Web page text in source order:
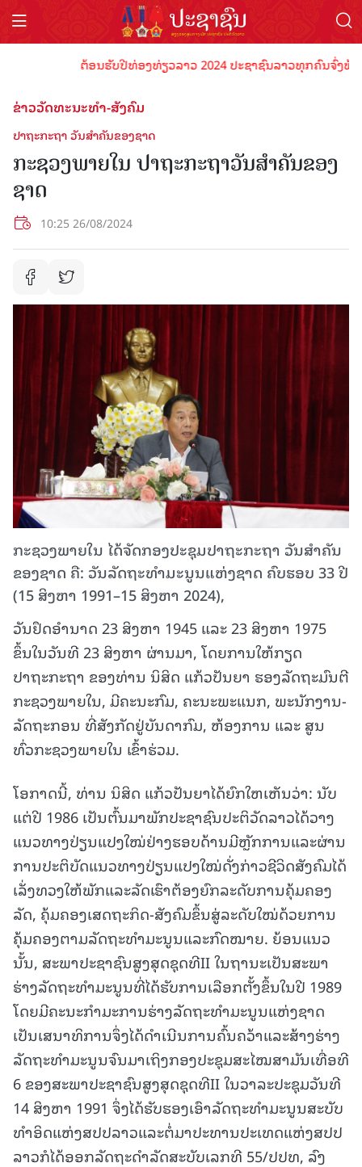
ຕ້ອນຮັບປີທ່ອງທ່ຽວລາວ 2024 ປະຊາຊົນລາວທຸກຄົນຈົ່ງພ້ອ
ຂ່າວວັດທະນະທຳ-ສັງຄົມ
ປາຖະກະຖາ ວັນສໍາຄັນຂອງຊາດ
ກະຊວງພາຍໃນ ປາຖະກະຖາວັນສໍາຄັນຂອງ
ຊາດ
10:25 26/08/2024
ກະຊວງພາຍໃນ ໄດ້ຈັດກອງປະຊຸມປາຖະກະຖາ ວັນສໍາຄັນ
ຂອງຊາດ ຄື: ວັນລັດຖະທໍາມະນູນແຫ່ງຊາດ ຄົບຮອບ 33 ປີ
(15 ສິງຫາ 1991–15 ສິງຫາ 2024),
ວັນຢຶດອໍານາດ 23 ສິງຫາ 1945 ແລະ 23 ສິງຫາ 1975
ຂຶ້ນໃນວັນທີ 23 ສິງຫາ ຜ່ານມາ, ໂດຍການໃຫ້ກຽດ
ປາຖະກະຖາ ຂອງທ່ານ ນິສິດ ແກ້ວປັນຍາ ຮອງລັດຖະມົນຕີ
ກະຊວງພາຍໃນ, ມີຄະນະກົມ, ຄະນະພະແນກ, ພະນັກງານ-
ລັດຖະກອນ ທີ່ສັງກັດຢູ່ບັນດາກົມ, ຫ້ອງການ ແລະ ສູນ
ທົ່ວກະຊວງພາຍໃນ ເຂົ້າຮ່ວມ.
ໂອກາດນີ້, ທ່ານ ນິສິດ ແກ້ວປັນຍາໄດ້ຍົກໃຫເຫັນວ່າ: ນັບ
ແຕ່ປີ 1986 ເປັນຕົ້ນມາພັກປະຊາຊົນປະຕິວັດລາວໄດ້ວາງ
ແນວທາງປ່ຽນແປງໃໝ່ຢ່າງຮອບດ້ານມີຫຼັກການແລະຜ່ານ
ການປະຕິບັດແນວທາງປ່ຽນແປງໃໝ່ດັ່ງກ່າວຊີວິດສັງຄົມໄດ້
ເລັ່ງທວງໃຫ້ພັກແລະລັດເຮົາຕ້ອງຍົກລະດັບການຄຸ້ມຄອງ
ລັດ, ຄຸ້ມຄອງເສດຖະກິດ-ສັງຄົມຂຶ້ນສູ່ລະດັບໃໝ່ດ້ວຍການ
ຄຸ້ມຄອງຕາມລັດຖະທຳມະນູນແລະກົດໝາຍ. ຍ້ອນແນວ
ນັ້ນ, ສະພາປະຊາຊົນສູງສຸດຊຸດທີII ໃນຖານະເປັນສະພາ
ຮ່າງລັດຖະທຳມະນູນທີ່ໄດ້ຮັບການເລືອກຕັ້ງຂຶ້ນໃນປີ 1989
ໂດຍມີຄະນະກຳມະການຮ່າງລັດຖະທຳມະນູນແຫ່ງຊາດ
ເປັນເສນາທິການຈຶ່ງໄດ້ດໍາເນີນການຄົ້ນຄວ້າແລະສ້າງຮ່າງ
ລັດຖະທຳມະນູນຈົນມາເຖິງກອງປະຊຸມສະໄໝສາມັນເທື່ອທີ
6 ຂອງສະພາປະຊາຊົນສູງສຸດຊຸດທີII ໃນວາລະປະຊຸມວັນທີ
14 ສິງຫາ 1991 ຈຶ່ງໄດ້ຮັບຮອງເອົາລັດຖະທຳມະນູນສະບັບ
ທຳອິດແຫ່ງສປປລາວແລະຕໍ່ມາປະທານປະເທດແຫ່ງສປປ
ລາວກໍໄດ້ອອກລັດຖະດຳລັດສະບັບເລກທີ 55/ປປທ, ລົງ